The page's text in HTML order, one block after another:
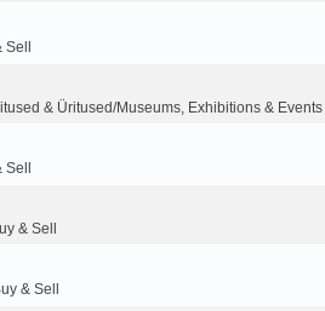
Sell
& Üritused/Museums, Exhibitions & Events
Sell
& Sell
& Sell